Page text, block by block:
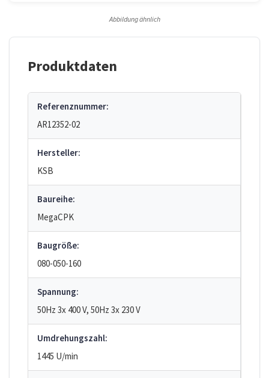
Abbildung ähnlich
Produktdaten
Referenznummer:
AR12352-02
Hersteller:
KSB
Baureihe:
MegaCPK
Baugröße:
080-050-160
Spannung:
50Hz 3x 400 V, 50Hz 3x 230 V
Umdrehungszahl:
1445 U/min